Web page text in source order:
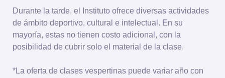
Durante la tarde, el Instituto ofrece diversas actividades
de ámbito deportivo, cultural e intelectual. En su
mayoría, estas no tienen costo adicional, con la
posibilidad de cubrir solo el material de la clase.
*La oferta de clases vespertinas puede variar año con